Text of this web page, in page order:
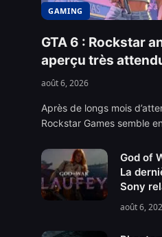
GAMING
GTA 6 : Rockstar
aperçu très
août 6, 2026
Après de longs mois
Rockstar Games semble
God of
La
Sony
août 6,